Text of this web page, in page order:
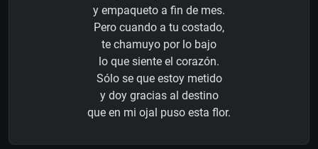
y empaqueto a fin de mes.
Pero cuando a tu costado,
te chamuyo por lo bajo
lo que siente el corazón.
Sólo se que estoy metido
y doy gracias al destino
que en mi ojal puso esta flor.